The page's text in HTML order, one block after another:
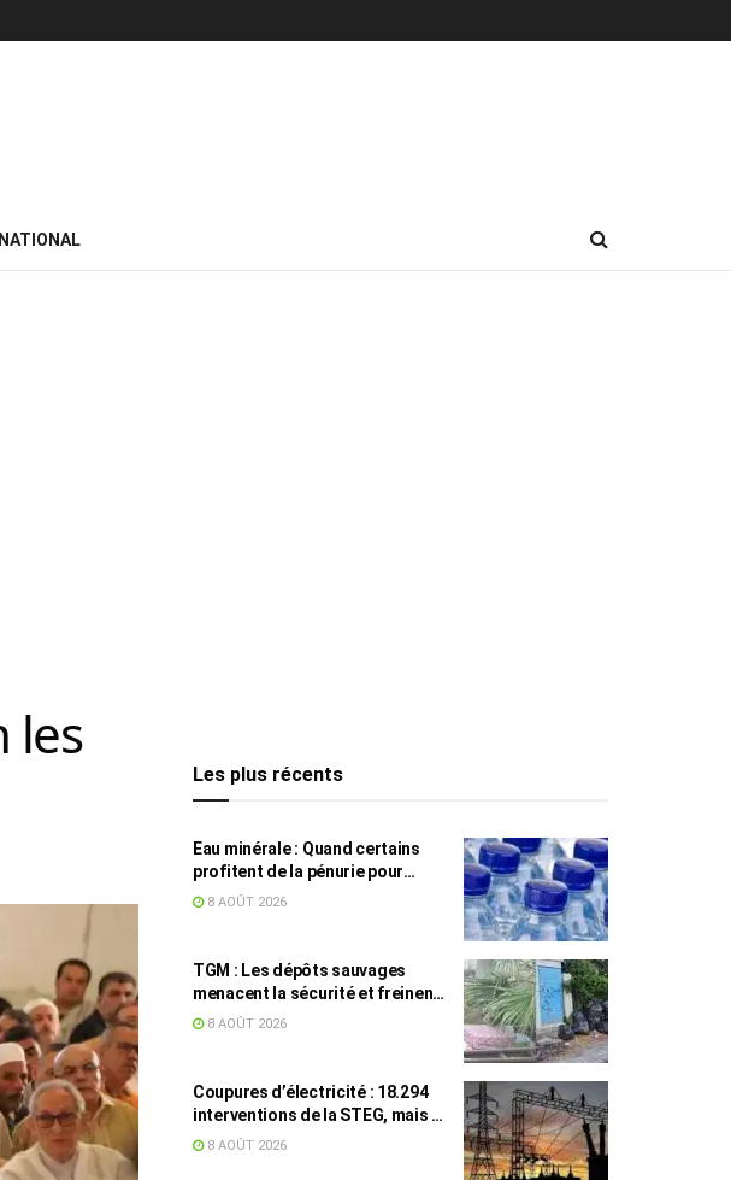
les
Les plus récents
Eau minérale : Quand certains
profitent de la pénurie pour
augmenter les prix
8 AOÛT 2026
TGM : Les dépôts sauvages
menacent la sécurité et freinent
les travaux
8 AOÛT 2026
Coupures d’électricité : 18.294
interventions de la STEG, mais la
colère ne retombe pas
8 AOÛT 2026